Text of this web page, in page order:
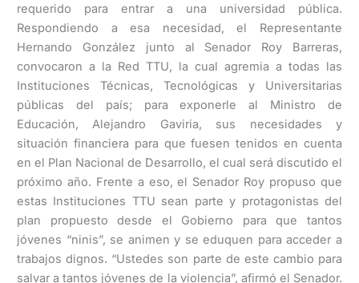
requerido para entrar a una universidad pública.
Respondiendo a esa necesidad, el Representante
Hernando González junto al Senador Roy Barreras,
convocaron a la Red TTU, la cual agremia a todas las
Instituciones Técnicas, Tecnológicas y Universitarias
públicas del país; para exponerle al Ministro de
Educación, Alejandro Gaviria, sus necesidades y
situación financiera para que fuesen tenidos en cuenta
en el Plan Nacional de Desarrollo, el cual será discutido el
próximo año. Frente a eso, el Senador Roy propuso que
estas Instituciones TTU sean parte y protagonistas del
plan propuesto desde el Gobierno para que tantos
jóvenes “ninis”, se animen y se eduquen para acceder a
trabajos dignos. “Ustedes son parte de este cambio para
salvar a tantos jóvenes de la violencia”, afirmó el Senador.